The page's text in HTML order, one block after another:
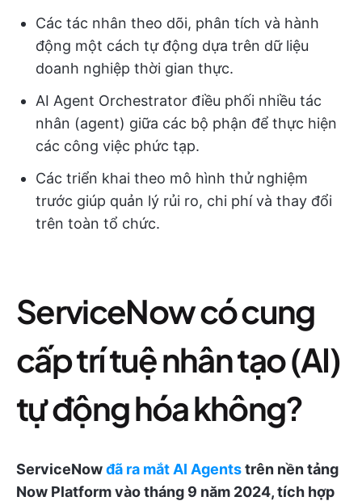
Các tác nhân theo dõi, phân tích và hành
động một cách tự động dựa trên dữ liệu
doanh nghiệp thời gian thực.
AI Agent Orchestrator điều phối nhiều tác
nhân (agent) giữa các bộ phận để thực hiện
các công việc phức tạp.
Các triển khai theo mô hình thử nghiệm
trước giúp quản lý rủi ro, chi phí và thay đổi
trên toàn tổ chức.
ServiceNow có cung
cấp trí tuệ nhân tạo (AI)
tự động hóa không?
ServiceNowđã ra mắt AI Agentstrên nền tảng
Now Platform vào tháng 9 năm 2024, tích hợp